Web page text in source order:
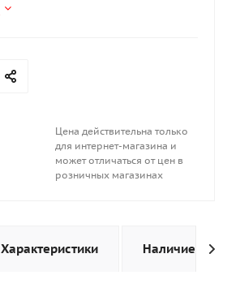
Цена действительна только
для интернет-магазина и
может отличаться от цен в
розничных магазинах
Характеристики Наличие